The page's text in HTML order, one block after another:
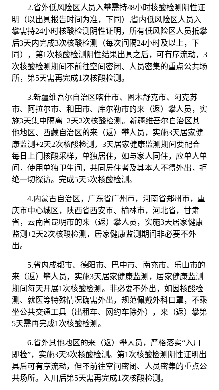
2.省外低风险区人员入攀需持48小时核酸检测阴性证
明（以出具报告时间为准，下同）,省内低风险区人员入
攀需持24小时核酸检测阴性证明，所有低风险区人员抵攀
后3天内完成3次核酸检测（每次间隔24小时及以上，下
同），第1次核酸检测阴性结果出具之后，可有序流动，3
次核酸检测期间不前往空间密闭、人员密集的重点公共场
所，第5天需再完成1次核酸检测。
3.新疆维吾尔自治区喀什市、图木舒克市、阿克苏
市、阿拉尔市、和田市、库尔勒市的来（返）攀人员，实
施3天集中隔离+2天2次核酸检测。新疆维吾尔自治区其
他地区、西藏自治区的来（返）攀人员，实施3天居家健
康监测+2天2次核酸检测，3天居家健康监测期间要配合
每日上门核酸采样，单独居住，如与家人同住，应单人单
间，使用单独卫生间，共同居住者及其本人不得外出，拒
绝一切探访。完成5天5次核酸检测。
4.内蒙古自治区，广东省广州市，河南省郑州市，重
庆市中心城区，陕西省西安市、榆林市，河北省，甘肃
省，云南省昆明市的来（返）攀人员，实施3天居家健康
监测+2天2次核酸检测，居家健康监测期间非必要不外
出。
5.省内成都市、德阳市、巴中市、南充市、乐山市的
来（返）攀人员，实施3天居家健康监测，居家健康监测
期间每天开展1次核酸检测。非必要不外出，如因核酸检
测、就医等特殊情况确需外出，规范佩戴外科口罩，不乘
坐公共交通工具（出租车、网约车除外），来（返）攀第
5天需再完成1次核酸检测。
6.省外其他地区的来（返）攀人员，严格落实“入川
即检”，实施3天3次核酸检测。第1次核酸检测阴性证明出
具后可有序流动，但不前往空间密闭、人员密集的重点公
共场所。入川后第5天需再完成1次核酸检测。